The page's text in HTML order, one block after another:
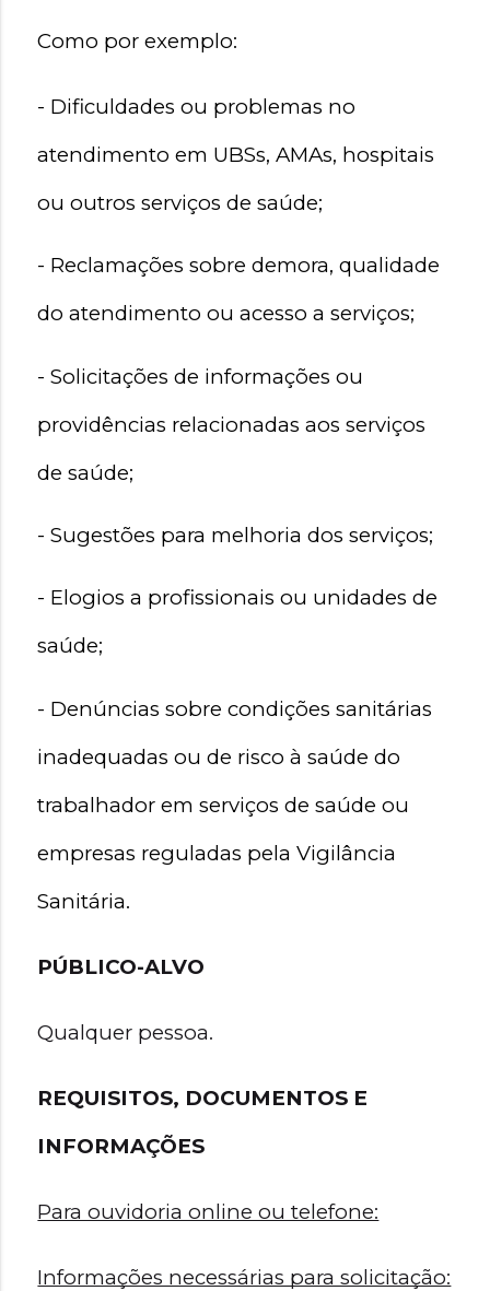
Como por exemplo:
- Dificuldades ou problemas no
atendimento em UBSs, AMAs, hospitais
ou outros serviços de saúde;
- Reclamações sobre demora, qualidade
do atendimento ou acesso a serviços;
- Solicitações de informações ou
providências relacionadas aos serviços
de saúde;
- Sugestões para melhoria dos serviços;
- Elogios a profissionais ou unidades de
saúde;
- Denúncias sobre condições sanitárias
inadequadas ou de risco à saúde do
trabalhador em serviços de saúde ou
empresas reguladas pela Vigilância
Sanitária.
PÚBLICO-ALVO
Qualquer pessoa.
REQUISITOS, DOCUMENTOS E
INFORMAÇÕES
Para ouvidoria online ou telefone:
Informações necessárias para solicitação: